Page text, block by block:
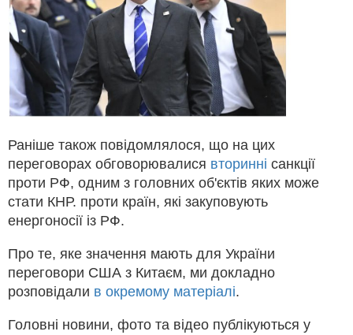
Раніше також повідомлялося, що на цих
переговорах обговорювалися вторинні санкції
проти РФ, одним з головних об'єктів яких може
стати КНР. проти країн, які закуповують
енергоносії із РФ.
Про те, яке значення мають для України
переговори США з Китаєм, ми докладно
розповідали в окремому матеріалі.
Головні новини, фото та відео публікуються у